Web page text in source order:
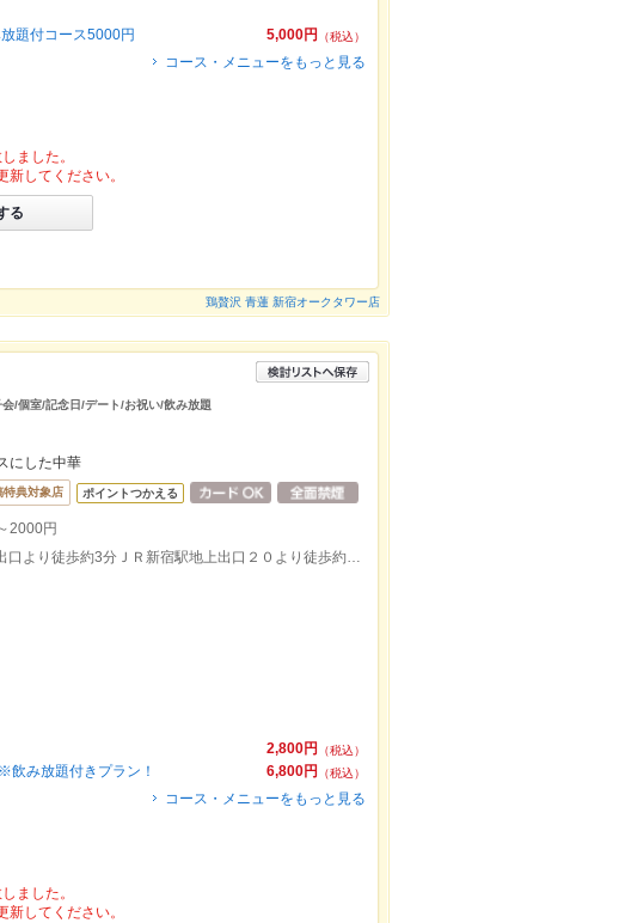
5,000円
（税込）
題付コース5000円
コース・メニューをもっと見る
ました。
してください。
る
鶏贅沢 青蓮 新宿オークタワー店
/個室/記念日/デート/お祝い/飲み放題
にした中華
特典対象店 ポイントつかえる
2000円
都営大江戸線都庁前駅Ｂ２出口より徒歩約3分ＪＲ新宿駅地上出口２０より徒歩約8分
2,800円
（税込）
6,800円
（税込）
み放題付きプラン！
コース・メニューをもっと見る
ました。
してください。